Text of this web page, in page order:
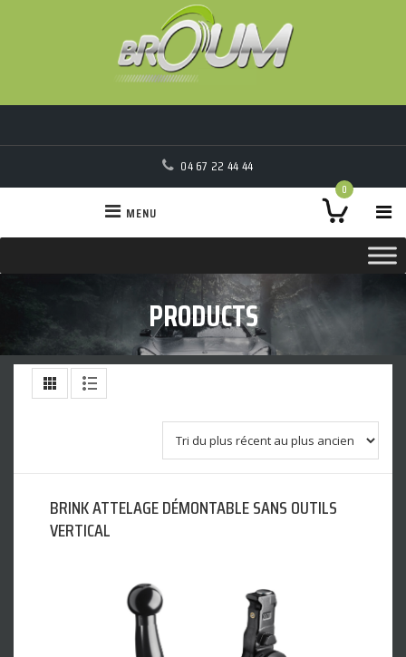
04 67 22 44 44
0
MENU
PRODUCTS
BRINK ATTELAGE DÉMONTABLE SANS OUTILS
VERTICAL